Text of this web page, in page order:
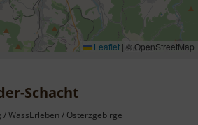
Leaflet | © OpenStreetMap
Schacht
/ WassErleben / Osterzgebirge